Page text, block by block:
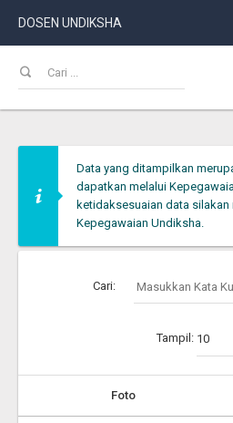
DOSEN UNDIKSHA
Data yang ditampilkan
dapatkan melalui
ketidaksesuaian data
Kepegawaian Undiksha.
Cari:
Tampil: 10
Foto